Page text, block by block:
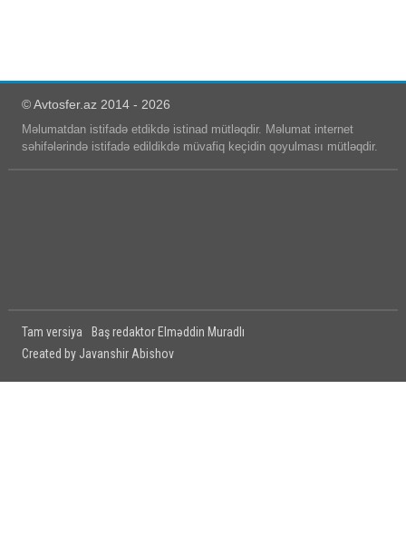
© Avtosfer.az 2014 - 2026
Məlumatdan istifadə etdikdə istinad mütləqdir. Məlumat internet
səhifələrində istifadə edildikdə müvafiq keçidin qoyulması mütləqdir.
Tam versiya
Baş redaktor Elməddin Muradlı
Created by Javanshir Abishov